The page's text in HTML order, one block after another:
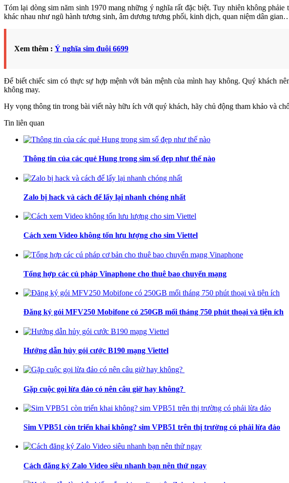
Tóm lại dòng sim năm sinh 1970 mang những ý nghĩa rất đặc biệt. Tuy nhiên không
khác nhau như ngũ hành tương sinh, âm dương tương phối, kinh dịch, quan niệm dân
Xem thêm : Ý nghĩa sim đuôi 6699
Để biết chiếc sim có thực sự hợp mệnh với bản mệnh của mình hay không. Quý khách
không may.
Hy vọng thông tin trong bài viết này hữu ích với quý khách, hãy chủ động tham khảo và
Tin liên quan
Thông tin của các quẻ Hung trong sim số đẹp như thế nào
Zalo bị hack và cách để lấy lại nhanh chóng nhất
Cách xem Video không tốn lưu lượng cho sim Viettel
Tổng hợp các cú pháp Vinaphone cho thuê bao chuyển mạng
Đăng ký gói MFV250 Mobifone có 250GB mối tháng 750 phút thoại và tiện ích
Hướng dẫn hủy gói cước B190 mạng Viettel
Gặp cuộc gọi lừa đảo có nên câu giờ hay không?
Sim VPB51 còn triển khai không? sim VPB51 trên thị trường có phải lừa đảo
Cách đăng ký Zalo Video siêu nhanh bạn nên thử ngay